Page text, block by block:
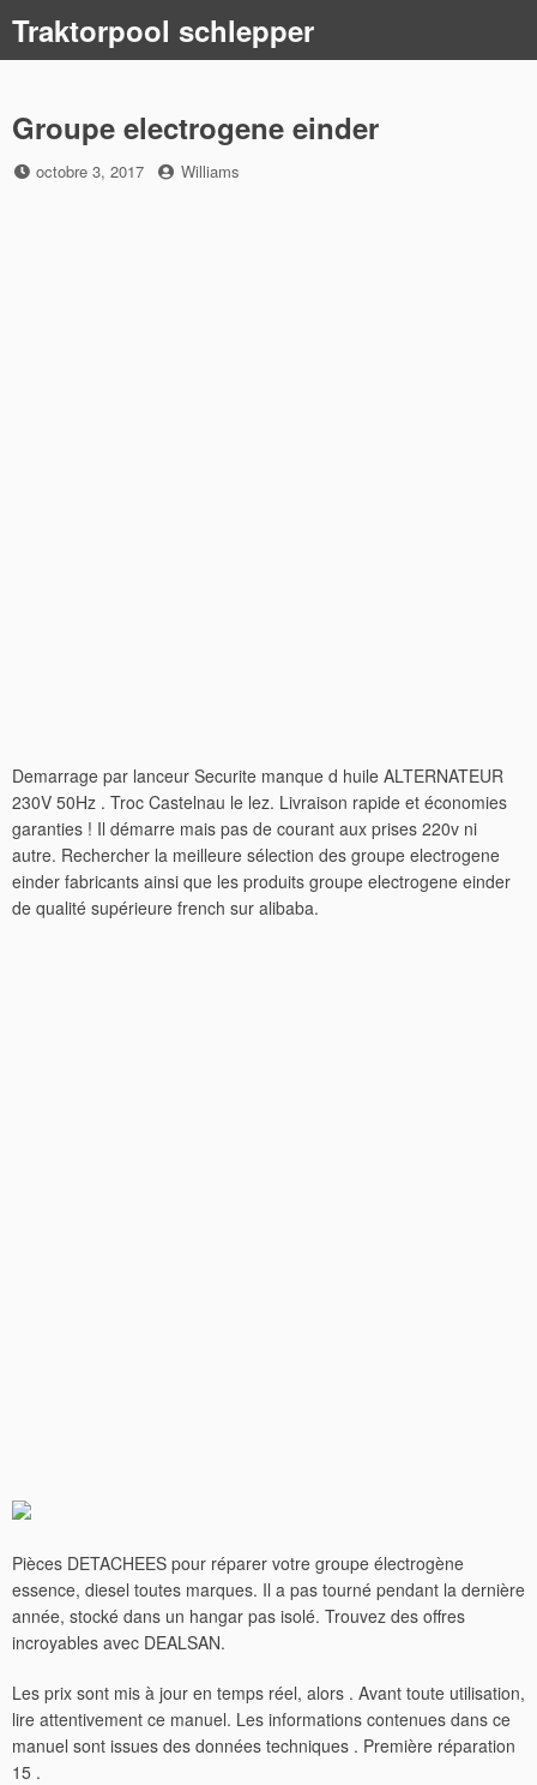
content
Traktorpool schlepper
Groupe electrogene einder
Posted
octobre 3, 2017 by
Williams
Demarrage par lanceur Securite manque d huile ALTERNATEUR
230V 50Hz . Troc Castelnau le lez. Livraison rapide et économies
garanties ! Il démarre mais pas de courant aux prises 220v ni
autre. Rechercher la meilleure sélection des groupe electrogene
einder fabricants ainsi que les produits groupe electrogene einder
de qualité supérieure french sur alibaba.
Pièces DETACHEES pour réparer votre groupe électrogène
essence, diesel toutes marques. Il a pas tourné pendant la dernière
année, stocké dans un hangar pas isolé. Trouvez des offres
incroyables avec DEALSAN.
Les prix sont mis à jour en temps réel, alors . Avant toute utilisation,
lire attentivement ce manuel. Les informations contenues dans ce
manuel sont issues des données techniques . Première réparation
15 .